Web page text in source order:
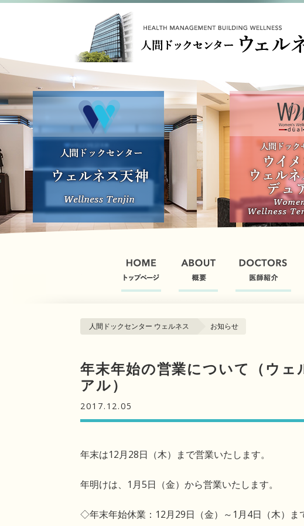
人間ドックセンター ウェルネス お知らせ
年末年始の営業について（ウェ
アル）
2017.12.05
年末は12月28日（木）まで営業いたします。
年明けは、1月5日（金）から営業いたします。
◇年末年始休業：12月29日（金）～1月4日（木）ま